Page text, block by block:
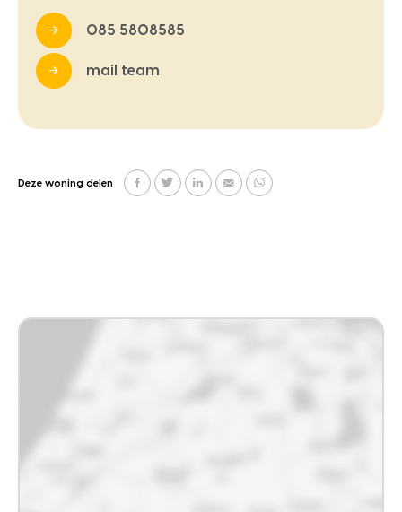
085 5808585
mail team
Deze woning delen